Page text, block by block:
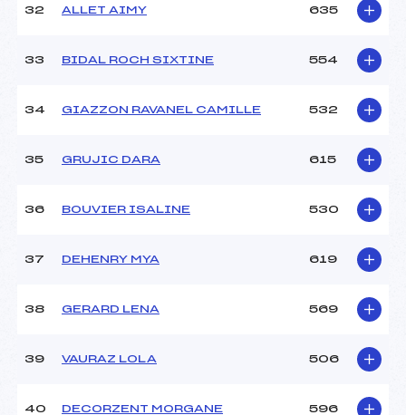
32 ALLET AIMY 635
33 BIDAL ROCH SIXTINE 554
34 GIAZZON RAVANEL CAMILLE 532
35 GRUJIC DARA 615
36 BOUVIER ISALINE 530
37 DEHENRY MYA 619
38 GERARD LENA 569
39 VAURAZ LOLA 506
40 DECORZENT MORGANE 596